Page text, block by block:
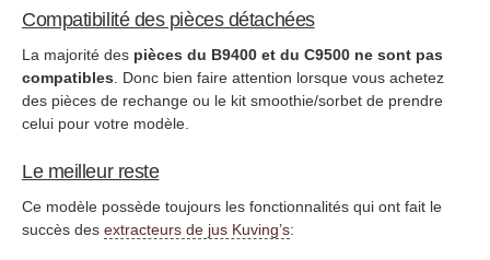
Compatibilité des pièces détachées
La majorité des pièces du B9400 et du C9500 ne sont pas
compatibles . Donc bien faire attention lorsque vous achetez
des pièces de rechange ou le kit smoothie/sorbet de prendre
celui pour votre modèle.
Le meilleur reste
Ce modèle possède toujours les fonctionnalités qui ont fait le
succès des extracteurs de jus Kuving’s: